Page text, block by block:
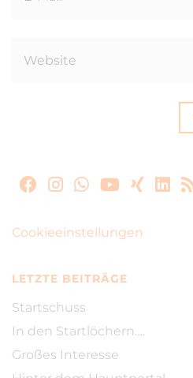
Cookieeinstellungen
LETZTE BEITRÄGE
Startschuss
In den Startlöchern….
Großes Interesse